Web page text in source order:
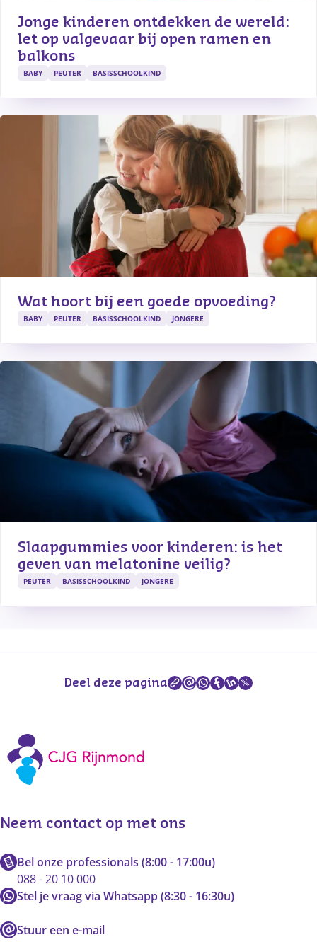
Jonge kinderen ontdekken de wereld:
let op valgevaar bij open ramen en
balkons
BABY PEUTER BASISSCHOOLKIND
Wat hoort bij een goede opvoeding?
BABY PEUTER BASISSCHOOLKIND JONGERE
Slaapgummies voor kinderen: is het
geven van melatonine veilig?
PEUTER BASISSCHOOLKIND JONGERE
Deel deze pagina
Neem contact op met ons
Bel onze professionals (8:00 - 17:00u)
088 - 20 10 000
Stel je vraag via Whatsapp (8:30 - 16:30u)
Stuur een e-mail